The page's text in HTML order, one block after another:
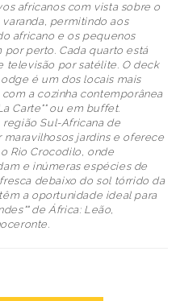
africanos com vista sobre o
permitindo aos
africano e os pequenos
por perto. Cada quarto está
televisão por satélite. O deck
é um dos locais mais
a cozinha contemporânea
Carte"" ou em buffet.
região Sul-Africana de
jardins e oferece
Rio Crocodilo, onde
e inúmeras espécies de
debaixo do sol tórrido da
a oportunidade ideal para
de África: Leão,